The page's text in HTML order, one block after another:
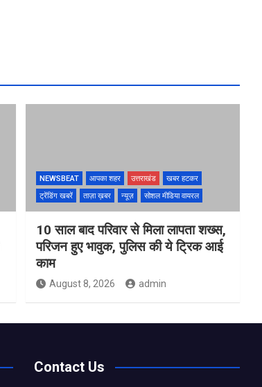
NEWSBEAT आपका शहर उत्तराखंड
खबर हटकर
ट्रेंडिंग खबरें
ताज़ा ख़बर न्यूज़ सोशल मीडिया वायरल
10 साल बाद परिवार से मिला लापता शख्स,
परिजन हुए भावुक, पुलिस की ये ट्रिक आई
काम
August 8, 2026 admin
Contact Us